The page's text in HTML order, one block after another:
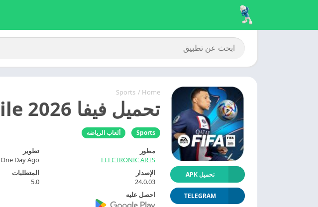
Home
/
Sports
تحميل فيفا 2026 FIFA Mobile اخر تحديث
Sports ألعاب الرياضه
تحميل APK
TELEGRAM
مطور
ELECTRONIC ARTS
تطوير
One Day Ago
الإصدار
24.0.03
المتطلبات
5.0
احصل عليه